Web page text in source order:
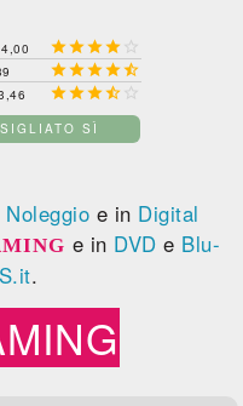
 

 
SÌ
Noleggio e in Digital
e in DVD e Blu-
.